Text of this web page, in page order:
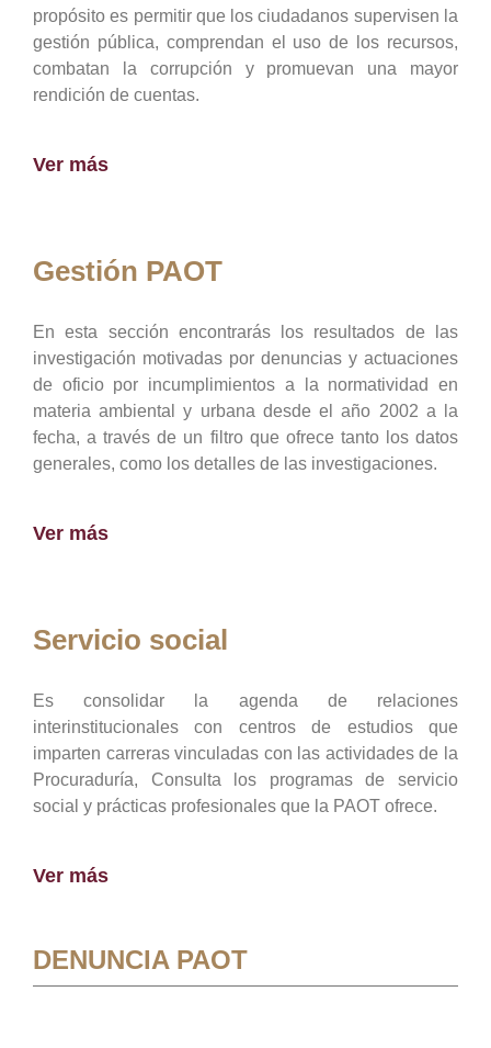
propósito es permitir que los ciudadanos supervisen la
gestión pública, comprendan el uso de los recursos,
combatan la corrupción y promuevan una mayor
rendición de cuentas.
Ver más
Gestión PAOT
En esta sección encontrarás los resultados de las
investigación motivadas por denuncias y actuaciones
de oficio por incumplimientos a la normatividad en
materia ambiental y urbana desde el año 2002 a la
fecha, a través de un filtro que ofrece tanto los datos
generales, como los detalles de las investigaciones.
Ver más
Servicio social
Es consolidar la agenda de relaciones
interinstitucionales con centros de estudios que
imparten carreras vinculadas con las actividades de la
Procuraduría, Consulta los programas de servicio
social y prácticas profesionales que la PAOT ofrece.
Ver más
DENUNCIA PAOT